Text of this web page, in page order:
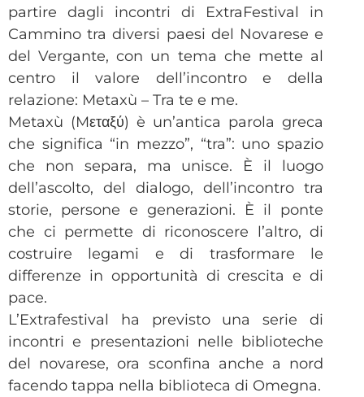
partire dagli incontri di ExtraFestival in
Cammino tra diversi paesi del Novarese e
del Vergante, con un tema che mette al
centro il valore dell’incontro e della
relazione: Metaxù – Tra te e me.
Metaxù (Mεταξύ) è un’antica parola greca
che significa “in mezzo”, “tra”: uno spazio
che non separa, ma unisce. È il luogo
dell’ascolto, del dialogo, dell’incontro tra
storie, persone e generazioni. È il ponte
che ci permette di riconoscere l’altro, di
costruire legami e di trasformare le
differenze in opportunità di crescita e di
pace.
L’Extrafestival ha previsto una serie di
incontri e presentazioni nelle biblioteche
del novarese, ora sconfina anche a nord
facendo tappa nella biblioteca di Omegna.